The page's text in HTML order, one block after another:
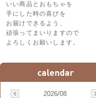
いい商品とおもちゃを
手にした時の喜びを
お届けできるよう、
頑張ってまいりますので
よろしくお願いします。
2026/08